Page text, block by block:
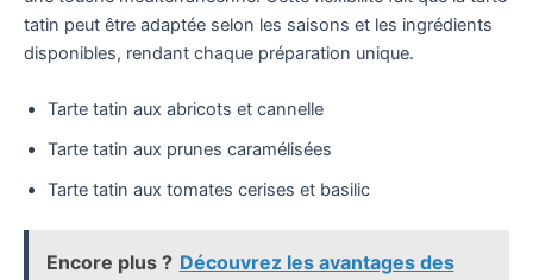
tatin peut être adaptée selon les saisons et les ingrédients
disponibles, rendant chaque préparation unique.
Tarte tatin aux abricots et cannelle
Tarte tatin aux prunes caramélisées
Tarte tatin aux tomates cerises et basilic
Encore plus ? Découvrez les avantages des